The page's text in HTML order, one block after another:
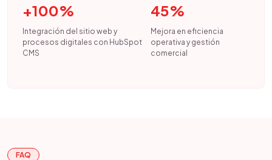
+100%
Integración del sitio web y
procesos digitales con HubSpot
CMS
45%
Mejora en eficiencia
operativa y gestión
comercial
FAQ